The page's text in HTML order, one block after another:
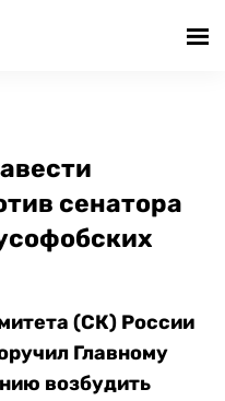
сенатора
(СК) России
Главному
возбудить